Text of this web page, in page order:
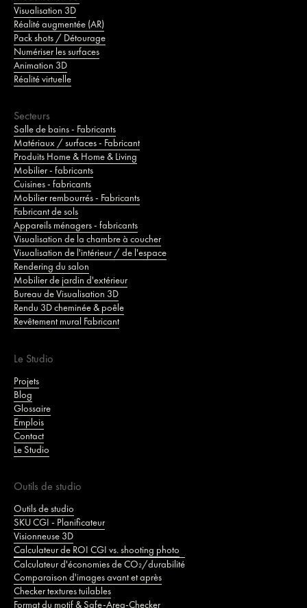
Visualisation 3D
Réalité augmentée (AR)
Pack shots / Détourage
Numériser les surfaces
Animation 3D
Réalité virtuelle
Secteurs
Salle de bains - Fabricants
Matériaux / surfaces - Fabricant
Produits Home & Home & Living
Mobilier - fabricants
Cuisines - fabricants
Mobilier rembourrés - Fabricants
Fabricant de sols
Appareils ménagers - fabricants
Visualisation de la chambre à coucher
Visualisation de l'intérieur / de l'espace
Rendering du salon
Mobilier de jardin d'extérieur
Bureau de Visualisation 3D
Rendu 3D cheminée & poêle
Revêtement mural Fabricant
Le Studio
Projets
Blog
Glossaire
Emplois
Contact
Le Studio
Outils de studio
Outils de studio
SKU CGI - Planificateur
Visionneuse 3D
Calculateur de ROI CGI vs. shooting photo
Calculateur d'économies de CO₂/durabilité
Comparaison d'images avant et après
Checker textures tuilables
Format du motif & Safe-Area-Checker